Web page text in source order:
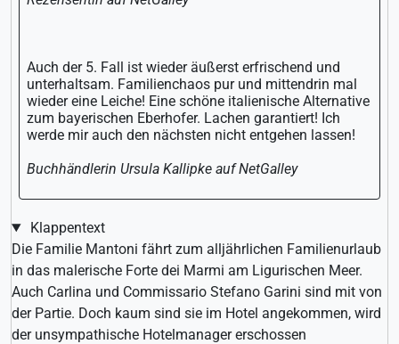
Auch der 5. Fall ist wieder äußerst erfrischend und
unterhaltsam. Familienchaos pur und mittendrin mal
wieder eine Leiche! Eine schöne italienische Alternative
zum bayerischen Eberhofer. Lachen garantiert! Ich
werde mir auch den nächsten nicht entgehen lassen!
Buchhändlerin Ursula Kallipke auf NetGalley
Klappentext
Die Familie Mantoni fährt zum alljährlichen Familienurlaub
in das malerische Forte dei Marmi am Ligurischen Meer.
Auch Carlina und Commissario Stefano Garini sind mit von
der Partie. Doch kaum sind sie im Hotel angekommen, wird
der unsympathische Hotelmanager erschossen